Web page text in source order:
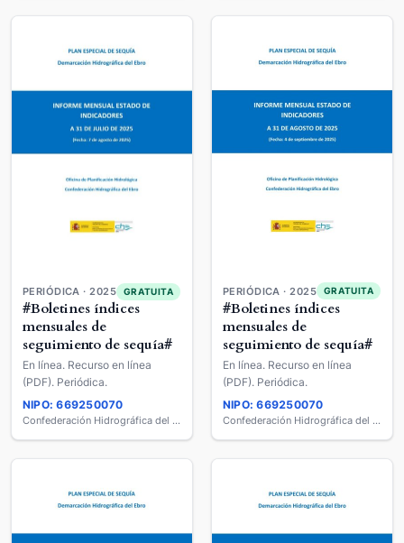
PERIÓDICA · 2025 GRATUITA
#Boletines índices
mensuales de
seguimiento de sequía#
En línea. Recurso en línea
(PDF). Periódica.
NIPO: 669250070
Confederación Hidrográfica del Ebro
PERIÓDICA · 2025 GRATUITA
#Boletines índices
mensuales de
seguimiento de sequía#
En línea. Recurso en línea
(PDF). Periódica.
NIPO: 669250070
Confederación Hidrográfica del Ebro